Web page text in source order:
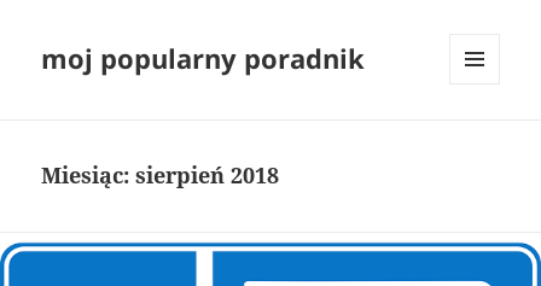
moj popularny poradnik
Miesiąc:sierpień 2018